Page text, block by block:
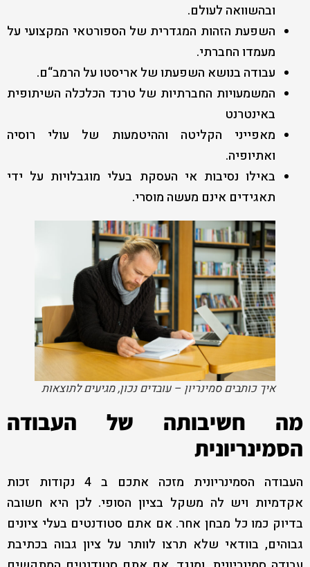
ובהשוואה לעולם.
השפעת הזהות המגדרית של הספורטאי המקצועי על
מעמדו החברתי.
עבודה בנושא השפעתו של אריסטו על הרמב“ם.
המשמעויות החברתיות של טרנד הכלכלה השיתופית
באינטרנט
מאפייני הקליטה וההיטמעות של עולי רוסיה
ואתיופיה.
באילו נסיבות אי העסקת בעלי מוגבלויות על ידי
תאגידים אינם מעשה מוסרי.
איך כותבים סמינריון – עובדים נכון, מגיעים לתוצאות
מה חשיבותה של העבודה
הסמינריונית
העבודה הסמינריונית מזכה אתכם ב 4 נקודות זכות
אקדמיות ויש לה משקל בציון הסופי. לכן היא חשובה
בדיוק כמו כל מבחן אחר. אם אתם סטודנטים בעלי ציונים
גבוהים, בוודאי שלא תרצו לוותר על ציון גבוה בכתיבת